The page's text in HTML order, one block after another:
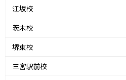
江坂校
茨木校
堺東校
三宮駅前校